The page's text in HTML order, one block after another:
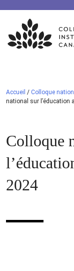
Skip
content
Accueil / Colloque
national sur l’éducation
Colloque
2024